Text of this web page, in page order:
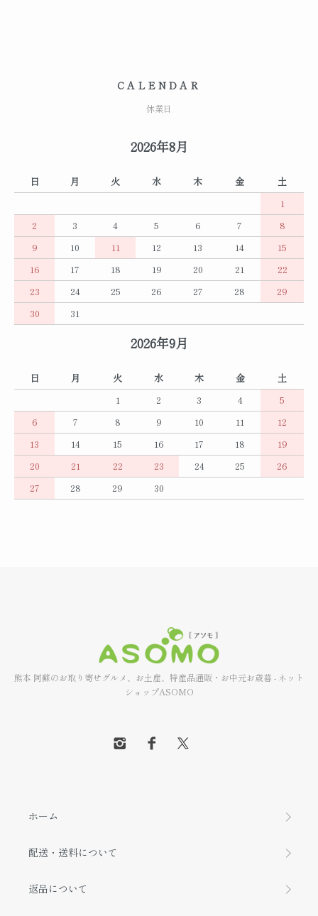
CALENDAR
休業日
2026年8月
日 月 火 水 木 金
土
1
2
3 4 5 6 7
8
9
10 11 12 13 14
15
16
17 18 19 20 21
22
23
24 25 26 27 28
29
30
31
2026年9月
日 月 火 水 木 金
土
1
2 3 4
5
6
7 8 9 10 11
12
13
14 15 16 17 18
19
20
21 22 23 24 25
26
27
28 29 30
熊本 阿蘇のお取り寄せグルメ、お土産、特産品通販・お中元お歳暮 - ネット
ショップASOMO
ホーム
配送・送料について
返品について